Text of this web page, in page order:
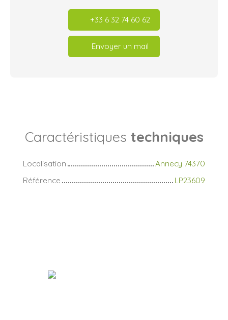
+33 6 32 74 60 62
Envoyer un mail
Caractéristiques techniques
Localisation
Annecy 74370
Référence
LP23609